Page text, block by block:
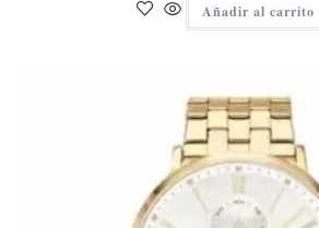
Añadir al carrito